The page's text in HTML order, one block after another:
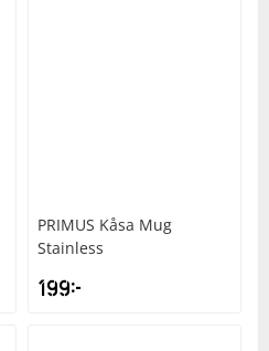
PRIMUS Kåsa Mug
Stainless
199kr